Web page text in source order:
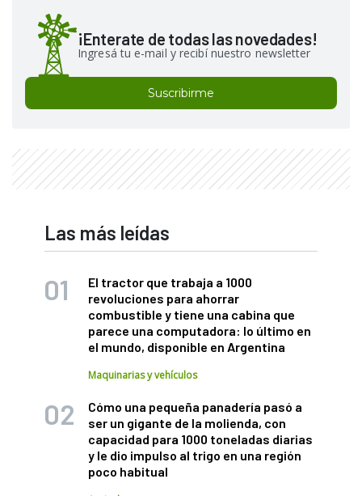
¡Enterate de todas las novedades!
Ingresá tu e-mail y recibí nuestro newsletter
Suscribirme
Las más leídas
El tractor que trabaja a 1000
revoluciones para ahorrar
combustible y tiene una cabina que
parece una computadora: lo último en
el mundo, disponible en Argentina
Maquinarias y vehículos
Cómo una pequeña panadería pasó a
ser un gigante de la molienda, con
capacidad para 1000 toneladas diarias
y le dio impulso al trigo en una región
poco habitual